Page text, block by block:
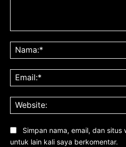
Simpan nama, email, dan
untuk lain kali saya berkomentar.